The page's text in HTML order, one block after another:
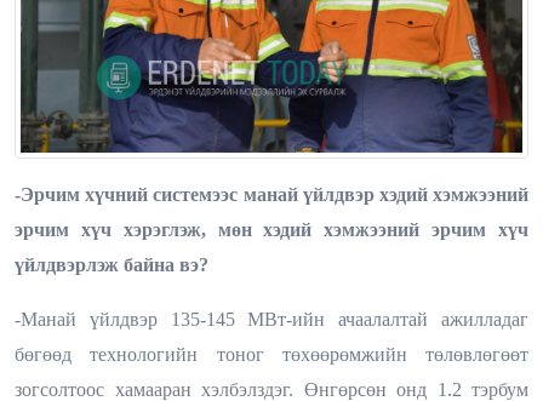
-Эрчим хүчний системээс манай үйлдвэр хэдий хэмжээний
эрчим хүч хэрэглэж, мөн хэдий хэмжээний эрчим хүч
үйлдвэрлэж байна вэ?
-Манай үйлдвэр 135-145 МВт-ийн ачаалалтай ажилладаг
бөгөөд технологийн тоног төхөөрөмжийн төлөвлөгөөт
зогсолтоос хамааран хэлбэлздэг. Өнгөрсөн онд 1.2 тэрбум